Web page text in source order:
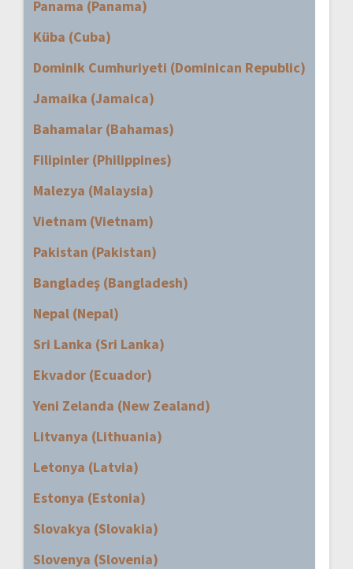
Panama (Panama)
Küba (Cuba)
Dominik Cumhuriyeti (Dominican Republic)
Jamaika (Jamaica)
Bahamalar (Bahamas)
Filipinler (Philippines)
Malezya (Malaysia)
Vietnam (Vietnam)
Pakistan (Pakistan)
Bangladeş (Bangladesh)
Nepal (Nepal)
Sri Lanka (Sri Lanka)
Ekvador (Ecuador)
Yeni Zelanda (New Zealand)
Litvanya (Lithuania)
Letonya (Latvia)
Estonya (Estonia)
Slovakya (Slovakia)
Slovenya (Slovenia)